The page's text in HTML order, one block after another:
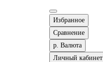
Избранное
Сравнение
р. Валюта
Личный кабинет